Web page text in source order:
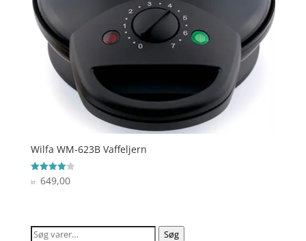
Wilfa WM-623B Vaffeljern
Vurderet
4
kr. 649,00
Søg
Søg